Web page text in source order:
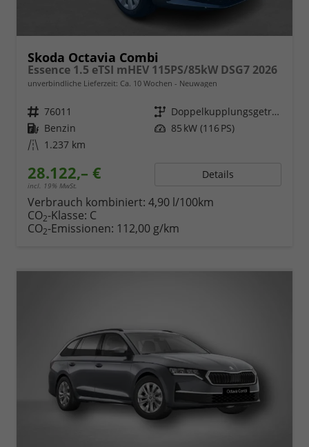
Skoda Octavia Combi
Essence 1.5 eTSI mHEV 115PS/85kW DSG7 2026
unverbindliche Lieferzeit: Ca. 10 Wochen Neuwagen
Fahrzeugnr. 76011 Getriebe
Doppelkupplungsgetriebe (DSG)
Kraftstoff Benzin Leistung 85 kW (116 PS)
Kilometerstand 1.237 km
28.122,– €
incl. 19% MwSt.
Details
Verbrauch kombiniert: 4,90 l/100km
CO2-Klasse: C
CO2-Emissionen: 112,00 g/km